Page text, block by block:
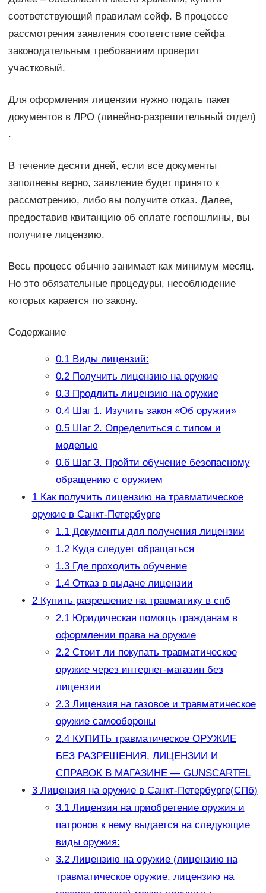
соответствующий правилам сейф. В процессе
рассмотрения заявления соответствие сейфа
законодательным требованиям проверит
участковый.
Для оформления лицензии нужно подать пакет
документов в ЛРО (линейно-разрешительный отдел)
.
В течение десяти дней, если все документы
заполнены верно, заявление будет принято к
рассмотрению, либо вы получите отказ. Далее,
предоставив квитанцию об оплате госпошлины, вы
получите лицензию.
Весь процесс обычно занимает как минимум месяц.
Но это обязательные процедуры, несоблюдение
которых карается по закону.
Содержание
0.1Виды лицензий:
0.2Получить лицензию на оружие
0.3Продлить лицензию на оружие
0.4Шаг 1. Изучить закон «Об оружии»
0.5Шаг 2. Определиться с типом и
моделью
0.6Шаг 3. Пройти обучение безопасному
обращению с оружием
1Как получить лицензию на травматическое
оружие в Санкт-Петербурге
1.1Документы для получения лицензии
1.2Куда следует обращаться
1.3Где проходить обучение
1.4Отказ в выдаче лицензии
2Купить разрешение на травматику в спб
2.1Юридическая помощь гражданам в
оформлении права на оружие
2.2Стоит ли покупать травматическое
оружие через интернет-магазин без
лицензии
2.3Лицензия на газовое и травматическое
оружие самообороны
2.4КУПИТЬ травматическое ОРУЖИЕ
БЕЗ РАЗРЕШЕНИЯ, ЛИЦЕНЗИИ И
СПРАВОК В МАГАЗИНЕ — GUNSCARTEL
3Лицензия на оружие в Санкт-Петербурге(СПб)
3.1Лицензия на приобретение оружия и
патронов к нему выдается на следующие
виды оружия:
3.2Лицензию на оружие (лицензию на
травматическое оружие, лицензию на